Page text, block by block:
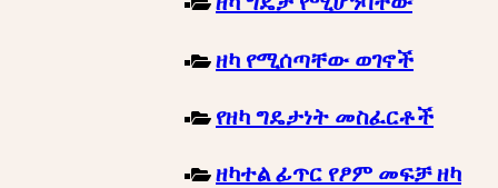
ዘካ የሚሰጣቸው ወገኖች
የዘካ ግዴታነት መስፈርቶች
ዘካተል ፊጥር የፆም መፍቻ ዘካ